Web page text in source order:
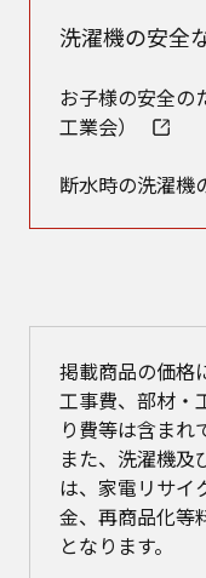
洗濯機の安全
お子様の安全の
工業会）
断水時の洗濯機
掲載商品の価格
工事費、部材・
り費等は含まれ
また、洗濯機及
は、家電リサイ
金、再商品化等
となります。